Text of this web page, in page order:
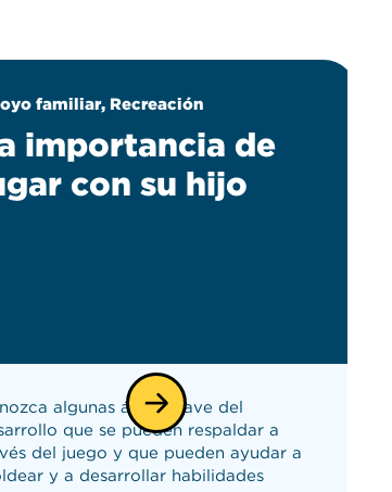
familiar, Recreación
importancia de
con su hijo
algunas áreas clave del
que se pueden respaldar a
del juego y que pueden ayudar a
y a desarrollar habilidades